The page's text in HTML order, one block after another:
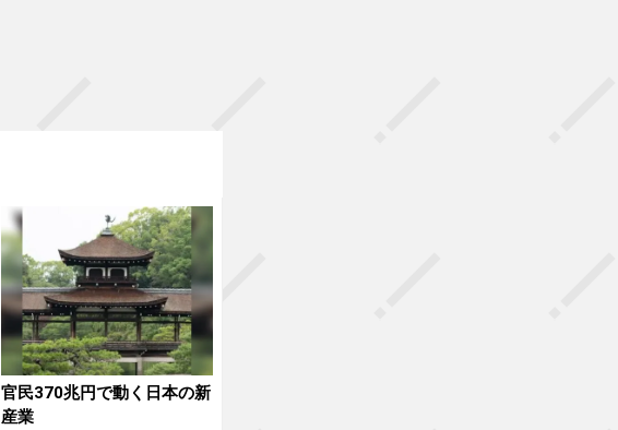
官民370兆円で動く日本の新
産業